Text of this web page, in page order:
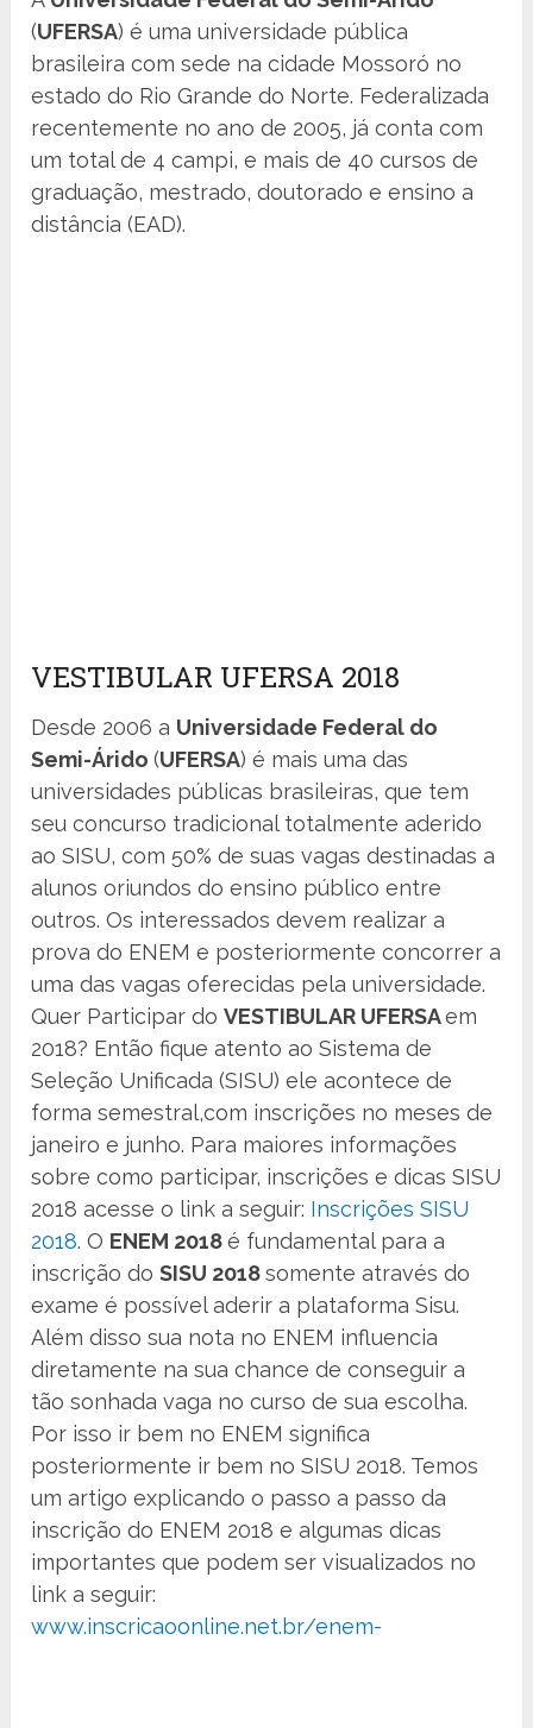
(UFERSA) é uma universidade pública
brasileira com sede na cidade Mossoró no
estado do Rio Grande do Norte. Federalizada
recentemente no ano de 2005, já conta com
um total de 4 campi, e mais de 40 cursos de
graduação, mestrado, doutorado e ensino a
distância (EAD).
VESTIBULAR UFERSA 2018
Desde 2006 a Universidade Federal do
Semi-Árido(UFERSA) é mais uma das
universidades públicas brasileiras, que tem
seu concurso tradicional totalmente aderido
ao SISU, com 50% de suas vagas destinadas a
alunos oriundos do ensino público entre
outros. Os interessados devem realizar a
prova do ENEM e posteriormente concorrer a
uma das vagas oferecidas pela universidade.
Quer Participar doVESTIBULAR UFERSAem
2018? Então fique atento ao Sistema de
Seleção Unificada (SISU) ele acontece de
forma semestral,com inscrições no meses de
janeiro e junho. Para maiores informações
sobre como participar, inscrições e dicas SISU
2018 acesse o link a seguir: Inscrições SISU
2018. O ENEM 2018é fundamental para a
inscrição doSISU 2018somente através do
exame é possível aderir a plataforma Sisu.
Além disso sua nota no ENEM influencia
diretamente na sua chance de conseguir a
tão sonhada vaga no curso de sua escolha.
Por isso ir bem no ENEM significa
posteriormente ir bem no SISU 2018. Temos
um artigo explicando o passo a passo da
inscrição do ENEM 2018 e algumas dicas
importantes que podem ser visualizados no
link a seguir:
www.inscricaoonline.net.br/enem-